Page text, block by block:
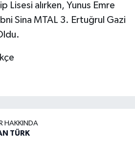
Lisesi alırken, Yunus Emre
Sina MTAL 3. Ertuğrul Gazi
HAKKINDA
TÜRK